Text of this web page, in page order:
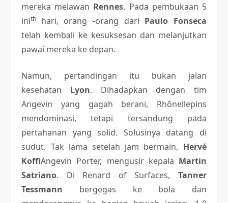
mereka melawan Rennes. Pada pembukaan 5
inith hari, orang -orang dari Paulo Fonseca
telah kembali ke kesuksesan dan melanjutkan
pawai mereka ke depan.
Namun, pertandingan itu bukan jalan
kesehatan Lyon. Dihadapkan dengan tim
Angevin yang gagah berani, Rhônellepins
mendominasi, tetapi tersandung pada
pertahanan yang solid. Solusinya datang di
sudut. Tak lama setelah jam bermain, Hervé
KoffiAngevin Porter, mengusir kepala Martin
Satriano. Di Renard of Surfaces, Tanner
Tessmann bergegas ke bola dan